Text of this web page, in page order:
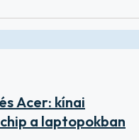
Acer: kínai
a laptopokban